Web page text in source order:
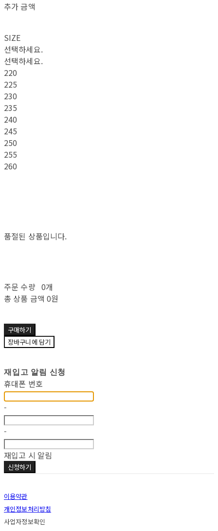
추가 금액
SIZE
선택하세요.
선택하세요.
220
225
230
235
240
245
250
255
260
품절된 상품입니다.
주문 수량 0개
총 상품 금액 0원
구매하기
장바구니에 담기
재입고 알림 신청
휴대폰 번호
-
-
재입고 시 알림
신청하기
이용약관
개인정보처리방침
사업자정보확인